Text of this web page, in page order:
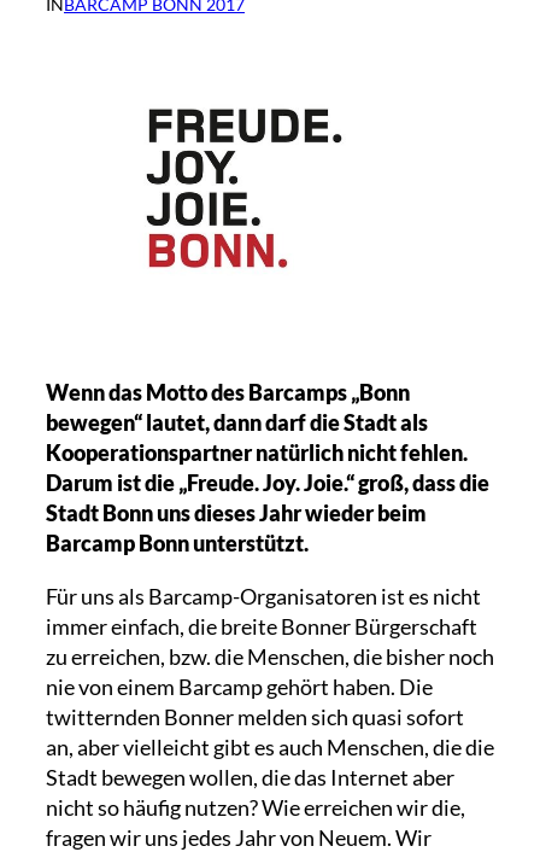
Wenn das Motto des Barcamps „Bonn
bewegen“ lautet, dann darf die Stadt als
Kooperationspartner natürlich nicht fehlen.
Darum ist die „Freude. Joy. Joie.“ groß, dass die
Stadt Bonn uns dieses Jahr wieder beim
Barcamp Bonn unterstützt.
Für uns als Barcamp-Organisatoren ist es nicht
immer einfach, die breite Bonner Bürgerschaft
zu erreichen, bzw. die Menschen, die bisher noch
nie von einem Barcamp gehört haben. Die
twitternden Bonner melden sich quasi sofort
an, aber vielleicht gibt es auch Menschen, die die
Stadt bewegen wollen, die das Internet aber
nicht so häufig nutzen? Wie erreichen wir die,
fragen wir uns jedes Jahr von Neuem. Wir